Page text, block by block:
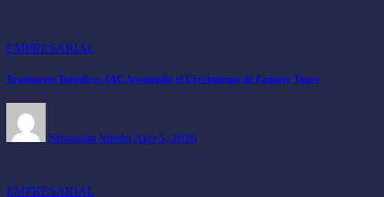
EMPRESARIAL
Transporte Turístico: JAC Acompañó el Crecimiento de Fantasy Tours
Sebastian Sipión Ago 5, 2026
EMPRESARIAL